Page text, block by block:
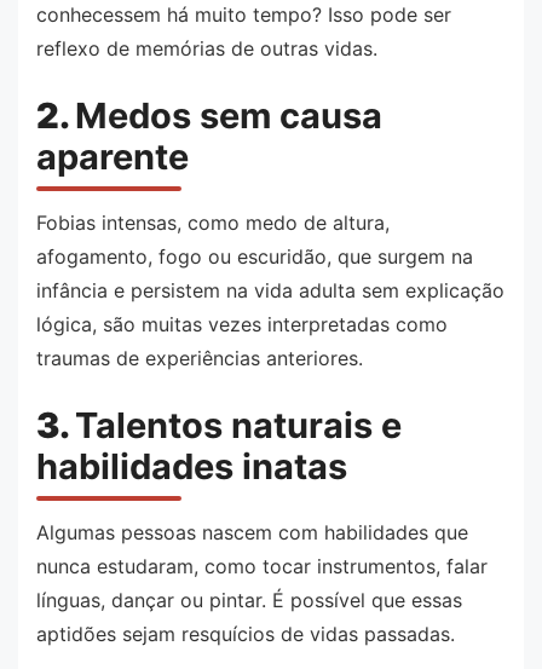
conhecessem há muito tempo? Isso pode ser
reflexo de memórias de outras vidas.
2.Medos sem causa
aparente
Fobias intensas, como medo de altura,
afogamento, fogo ou escuridão, que surgem na
infância e persistem na vida adulta sem explicação
lógica, são muitas vezes interpretadas como
traumas de experiências anteriores.
3.Talentos naturais e
habilidades inatas
Algumas pessoas nascem com habilidades que
nunca estudaram, como tocar instrumentos, falar
línguas, dançar ou pintar. É possível que essas
aptidões sejam resquícios de vidas passadas.